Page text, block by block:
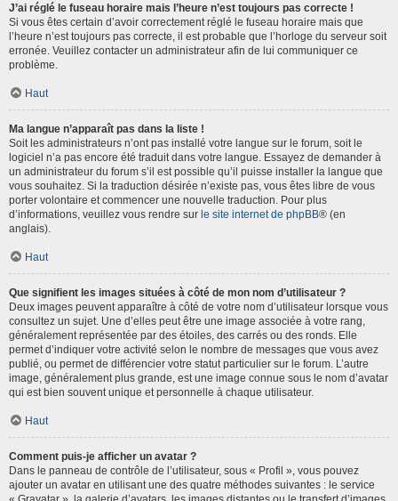
J’ai réglé le fuseau horaire mais l’heure n’est toujours pas correcte !
Si vous êtes certain d’avoir correctement réglé le fuseau horaire mais que
l’heure n’est toujours pas correcte, il est probable que l’horloge du serveur soit
erronée. Veuillez contacter un administrateur afin de lui communiquer ce
problème.
Haut
Ma langue n’apparaît pas dans la liste !
Soit les administrateurs n’ont pas installé votre langue sur le forum, soit le
logiciel n’a pas encore été traduit dans votre langue. Essayez de demander à
un administrateur du forum s’il est possible qu’il puisse installer la langue que
vous souhaitez. Si la traduction désirée n’existe pas, vous êtes libre de vous
porter volontaire et commencer une nouvelle traduction. Pour plus
d’informations, veuillez vous rendre sur le site internet de phpBB® (en
anglais).
Haut
Que signifient les images situées à côté de mon nom d’utilisateur ?
Deux images peuvent apparaître à côté de votre nom d’utilisateur lorsque vous
consultez un sujet. Une d’elles peut être une image associée à votre rang,
généralement représentée par des étoiles, des carrés ou des ronds. Elle
permet d’indiquer votre activité selon le nombre de messages que vous avez
publié, ou permet de différencier votre statut particulier sur le forum. L’autre
image, généralement plus grande, est une image connue sous le nom d’avatar
qui est bien souvent unique et personnelle à chaque utilisateur.
Haut
Comment puis-je afficher un avatar ?
Dans le panneau de contrôle de l’utilisateur, sous « Profil », vous pouvez
ajouter un avatar en utilisant une des quatre méthodes suivantes : le service